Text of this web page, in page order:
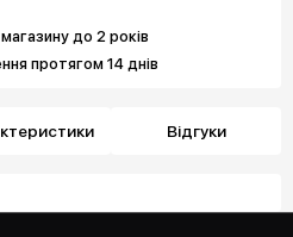
до 2 років
протягом 14 днів
Відгуки